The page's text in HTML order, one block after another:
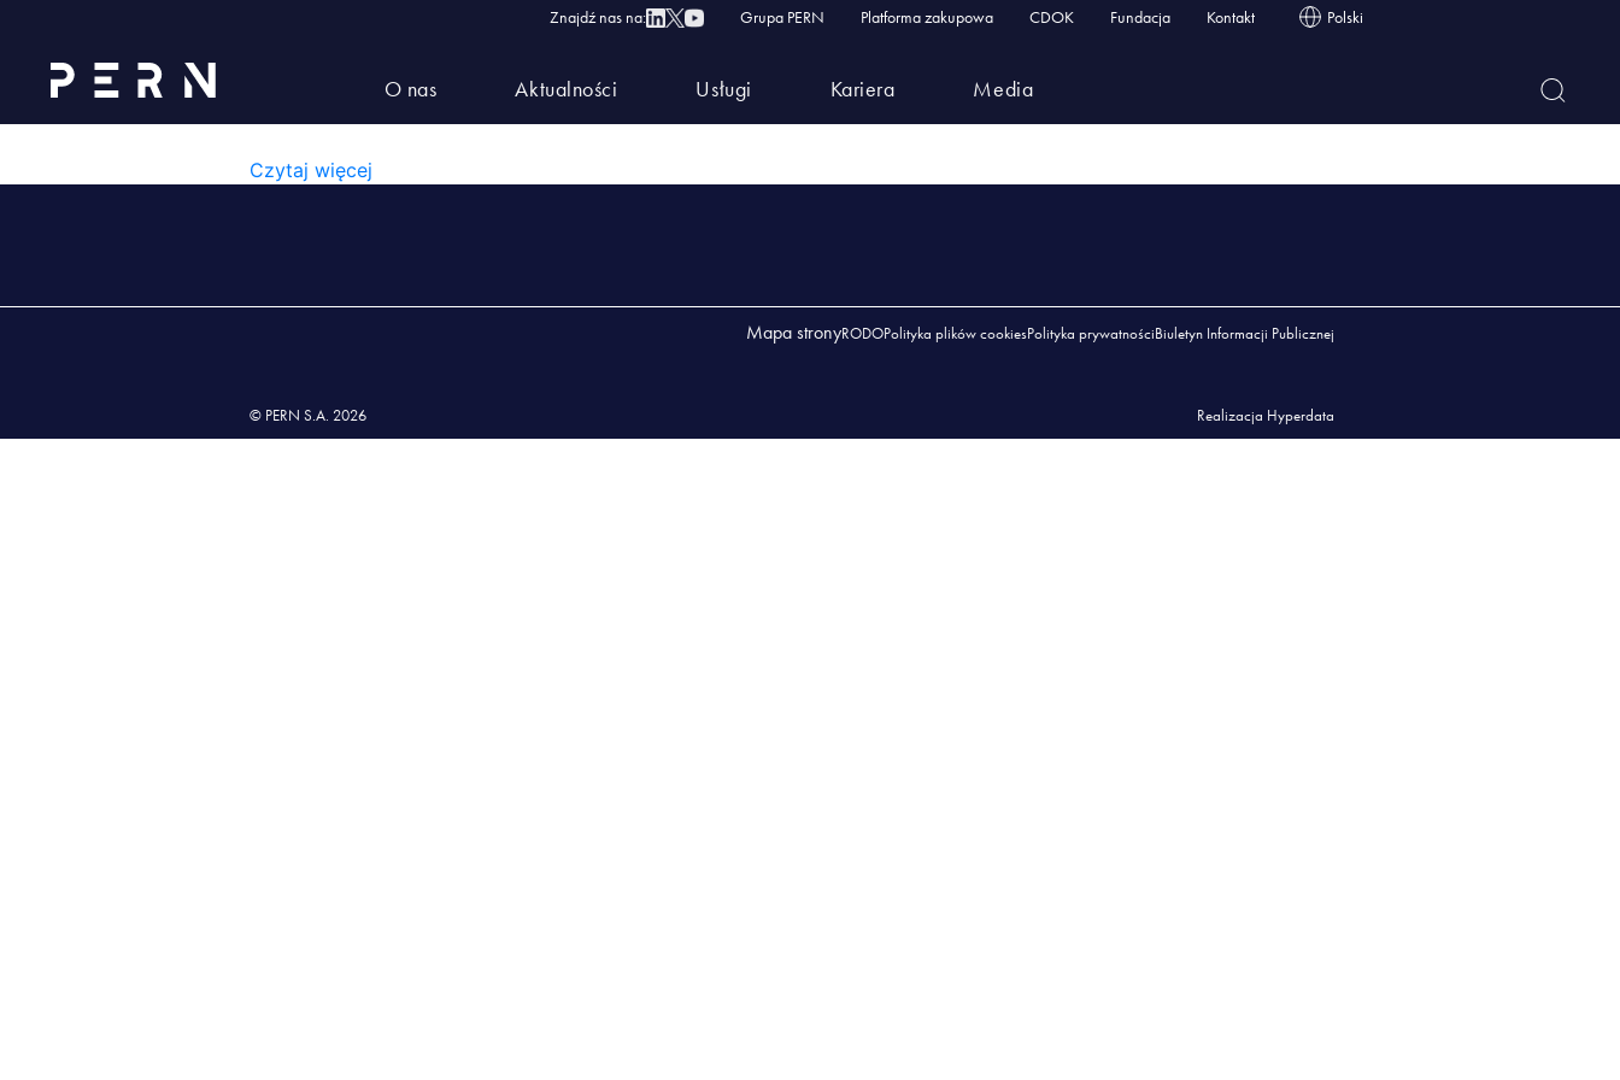
Znajdź nas na: Grupa PERN Platforma zakupowa CDOK Fundacja Kontakt Polski
O nas Aktualności Usługi Kariera Media
GROUP 115
Czytaj więcej
Mapa stronyRODOPolityka plików cookiesPolityka prywatnościBiuletyn Informacji Publicznej
© PERN S.A. 2026 Realizacja Hyperdata